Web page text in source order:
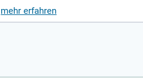
mehr erfahren